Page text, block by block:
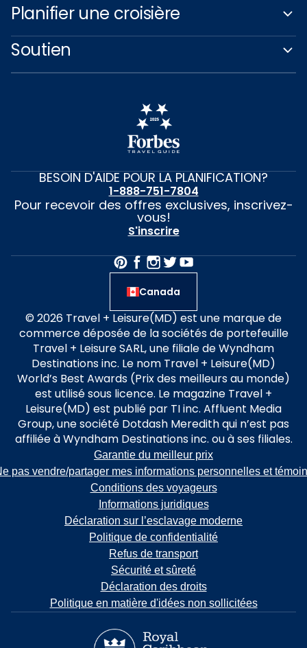
Planifier une croisière
Soutien
BESOIN D'AIDE POUR LA PLANIFICATION?
1-888-751-7804
Pour recevoir des offres exclusives, inscrivez-
vous!
S'inscrire
Canada
© 2026 Travel + Leisure(MD) est une marque de
commerce déposée de la sociétés de portefeuille
Travel + Leisure SARL, une filiale de Wyndham
Destinations inc. Le nom Travel + Leisure(MD)
World’s Best Awards (Prix des meilleurs au monde)
est utilisé sous licence. Le magazine Travel +
Leisure(MD) est publié par TI inc. Affluent Media
Group, une société Dotdash Meredith qui n’est pas
affiliée à Wyndham Destinations inc. ou à ses filiales.
Garantie du meilleur prix
pas vendre/partager mes informations personnelles et
Conditions des voyageurs
Informations juridiques
Déclaration sur l’esclavage moderne
Politique de confidentialité
Refus de transport
Sécurité et sûreté
Déclaration des droits
Politique en matière d'idées non sollicitées